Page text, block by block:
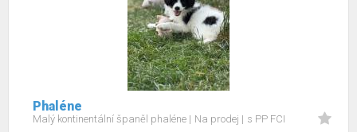
Phaléne
Malý kontinentální španěl phaléne Na prodej s PP FCI